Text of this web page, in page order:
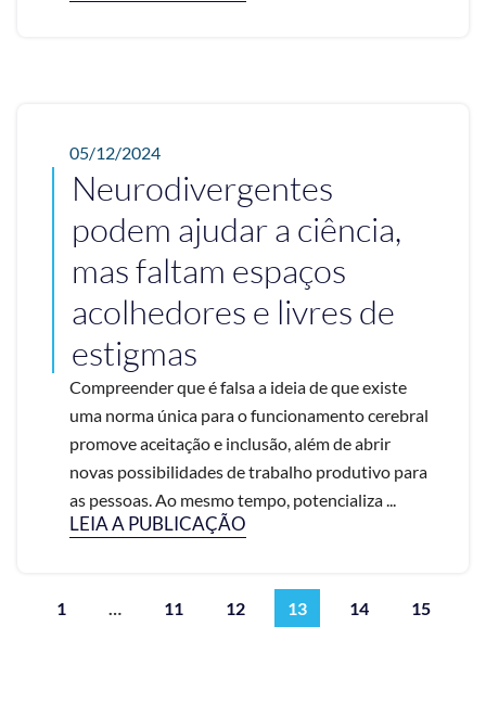
05/12/2024
Neurodivergentes
podem ajudar a ciência,
mas faltam espaços
acolhedores e livres de
estigmas
Compreender que é falsa a ideia de que existe
uma norma única para o funcionamento cerebral
promove aceitação e inclusão, além de abrir
novas possibilidades de trabalho produtivo para
as pessoas. Ao mesmo tempo, potencializa ...
LEIA A PUBLICAÇÃO
1 … 11 12 13 14 15